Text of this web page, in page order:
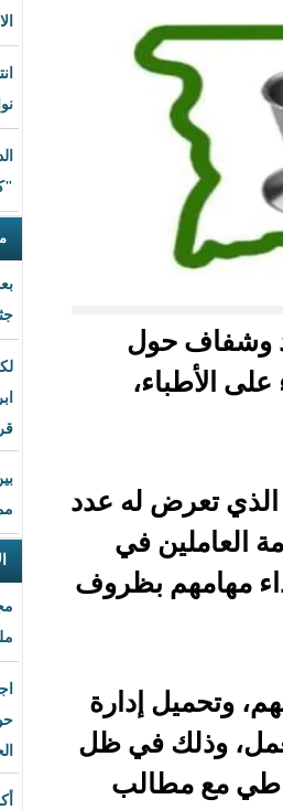
الاحتفاء بتنصيب
انتشال جثمان شاب
الدرك يعلن ضبط
"كوش" وتوقيف
بعد 38 يوما من
جثمان زوج وزيرة
لكل من تبحث عن حلم
ابروفيسورة تركية
بين الفلسفة وألم
مميز في مكتبة جسور
الاقتصاد
مجلس الاستقرار
ملفات الرقابة
اجتماع بين البنك
حول تعزيز أنظمة
الحوكمة.
أكوا توقّع اتفاقيتي
له عدد
ظل